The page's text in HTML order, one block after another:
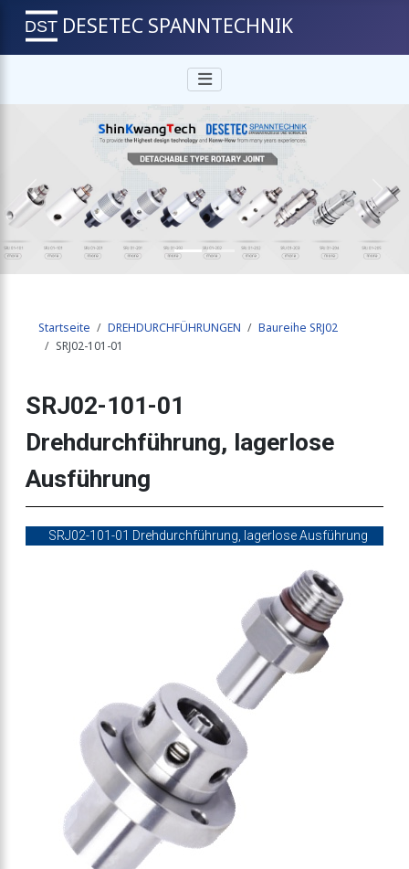
DESETEC SPANNTECHNIK
Previous Next
Startseite DREHDURCHFÜHRUNGEN
Baureihe SRJ02
SRJ02-101-01
SRJ02-101-01
Drehdurchführung, lagerlose
Ausführung
SRJ02-101-01 Drehdurchführung, lagerlose Ausführung